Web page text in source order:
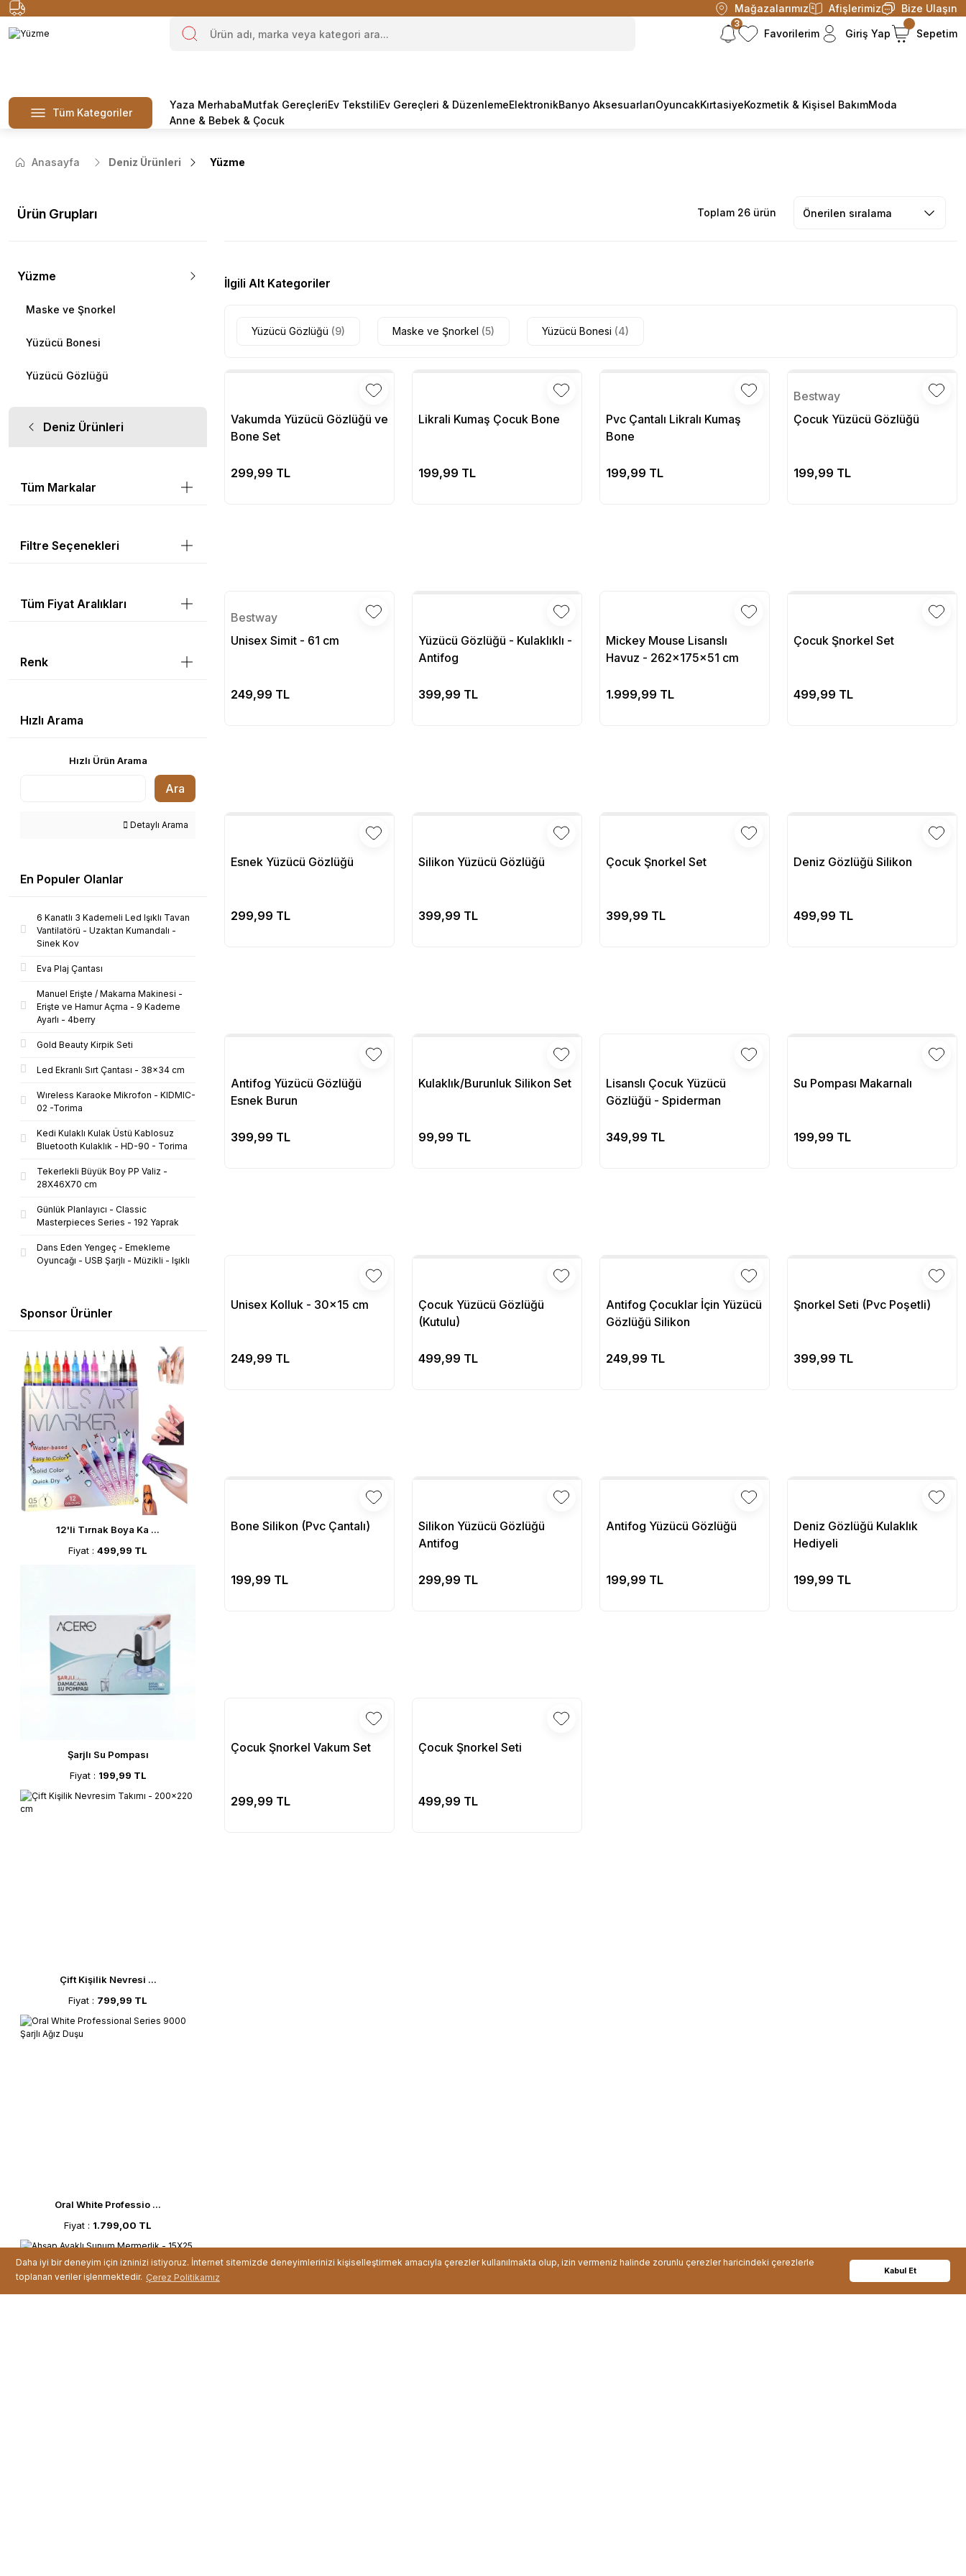
Daha iyi bir deneyim için izninizi istiyoruz. İnternet sitemizde deneyimlerinizi kişiselleştirmek amacıyla çerezler kullanılmakta olup, izin vermeniz halinde zorunlu çerezler haricindeki çerezlerle
toplanan veriler işlenmektedir. Çerez Politikamız
Kabul Et
Mağazalarımız Afişlerimiz Bize Ulaşın
3
Favorilerim Giriş Yap Sepetim
Tüm Kategoriler
Yaza MerhabaMutfak GereçleriEv TekstiliEv Gereçleri & DüzenlemeElektronikBanyo AksesuarlarıOyuncakKırtasiyeKozmetik & Kişisel BakımModa
Anne & Bebek & Çocuk
Anasayfa Deniz Ürünleri Yüzme
Ürün Grupları
Yüzme
Maske ve Şnorkel
Yüzücü Bonesi
Yüzücü Gözlüğü
Deniz Ürünleri
Tüm Markalar
Filtre Seçenekleri
Tüm Fiyat Aralıkları
Renk
Hızlı Arama
Hızlı Ürün Arama
Ara
Detaylı Arama
En Populer Olanlar
6 Kanatlı 3 Kademeli Led Işıklı Tavan
Vantilatörü - Uzaktan Kumandalı -
Sinek Kov
Eva Plaj Çantası
Manuel Erişte / Makarna Makinesi -
Erişte ve Hamur Açma - 9 Kademe
Ayarlı - 4berry
Gold Beauty Kirpik Seti
Led Ekranlı Sırt Çantası - 38x34 cm
Wıreless Karaoke Mikrofon - KIDMIC-
02 -Torima
Kedi Kulaklı Kulak Üstü Kablosuz
Bluetooth Kulaklık - HD-90 - Torima
Tekerlekli Büyük Boy PP Valiz -
28X46X70 cm
Günlük Planlayıcı - Classic
Masterpieces Series - 192 Yaprak
Dans Eden Yengeç - Emekleme
Oyuncağı - USB Şarjlı - Müzikli - Işıklı
Sponsor Ürünler
12'li Tırnak Boya Ka ...
Fiyat : 499,99 TL
Şarjlı Su Pompası
Fiyat : 199,99 TL
Çift Kişilik Nevresi ...
Fiyat : 799,99 TL
Oral White Professio ...
Fiyat : 1.799,00 TL
Toplam 26 ürün
İlgili Alt Kategoriler
Yüzücü Gözlüğü (9) Maske ve Şnorkel (5) Yüzücü Bonesi (4)
Vakumda Yüzücü Gözlüğü ve
Bone Set
299,99 TL
Likrali Kumaş Çocuk Bone
199,99 TL
Pvc Çantalı Likralı Kumaş
Bone
199,99 TL
Bestway
Çocuk Yüzücü Gözlüğü
199,99 TL
Bestway
Unisex Simit - 61 cm
249,99 TL
Yüzücü Gözlüğü - Kulaklıklı -
Antifog
399,99 TL
Mickey Mouse Lisanslı
Havuz - 262x175x51 cm
1.999,99 TL
Çocuk Şnorkel Set
499,99 TL
Esnek Yüzücü Gözlüğü
299,99 TL
Silikon Yüzücü Gözlüğü
399,99 TL
Çocuk Şnorkel Set
399,99 TL
Deniz Gözlüğü Silikon
499,99 TL
Antifog Yüzücü Gözlüğü
Esnek Burun
399,99 TL
Kulaklık/Burunluk Silikon Set
99,99 TL
Lisanslı Çocuk Yüzücü
Gözlüğü - Spiderman
349,99 TL
Su Pompası Makarnalı
199,99 TL
Unisex Kolluk - 30x15 cm
249,99 TL
Çocuk Yüzücü Gözlüğü
(Kutulu)
499,99 TL
Antifog Çocuklar İçin Yüzücü
Gözlüğü Silikon
249,99 TL
Şnorkel Seti (Pvc Poşetli)
399,99 TL
Bone Silikon (Pvc Çantalı)
199,99 TL
Silikon Yüzücü Gözlüğü
Antifog
299,99 TL
Antifog Yüzücü Gözlüğü
199,99 TL
Deniz Gözlüğü Kulaklık
Hediyeli
199,99 TL
Çocuk Şnorkel Vakum Set
299,99 TL
Çocuk Şnorkel Seti
499,99 TL